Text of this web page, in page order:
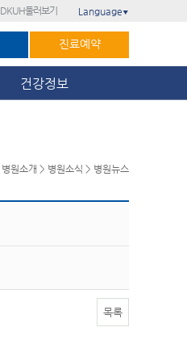
DKUH둘러보기 Language ▼
진료예약
건강정보
병원소개 > 병원소식 > 병원뉴스
목록